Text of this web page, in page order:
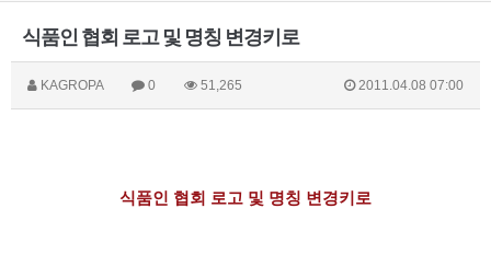
식품인 협회 로고 및 명칭 변경키로
KAGROPA 0 51,265 2011.04.08 07:00
식품인 협회 로고 및 명칭 변경키로